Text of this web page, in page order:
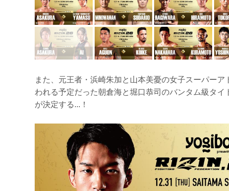
また、元王者・浜崎朱加と山本美憂の女子スーパー
われる予定だった朝倉海と堀口恭司のバンタム級タ
が決定する...！